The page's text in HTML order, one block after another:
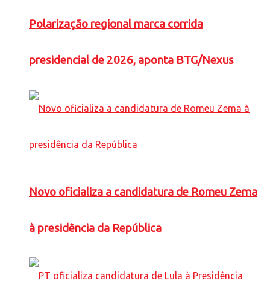
Polarização regional marca corrida
presidencial de 2026, aponta BTG/Nexus
Novo oficializa a candidatura de Romeu Zema
à presidência da República